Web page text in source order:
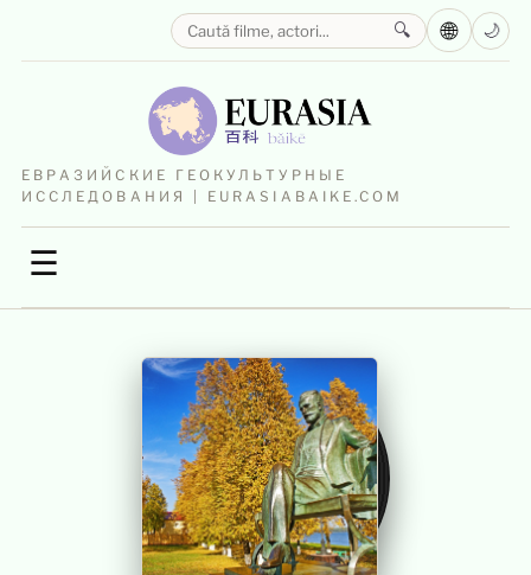
ЕВРАЗИЙСКИЕ ГЕОКУЛЬТУРНЫЕ
ИССЛЕДОВАНИЯ | EURASIABAIKE.COM
☰
🔍 🌐 🌙